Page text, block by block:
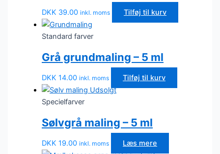
DKK 39.00 inkl. moms Tilføj til kurv
Standard farver
Grå grundmaling – 5 ml
DKK14.00 inkl. moms
Tilføj til kurv
Udsolgt
Specielfarver
Sølvgrå maling – 5 ml
DKK19.00 inkl. moms Læs mere